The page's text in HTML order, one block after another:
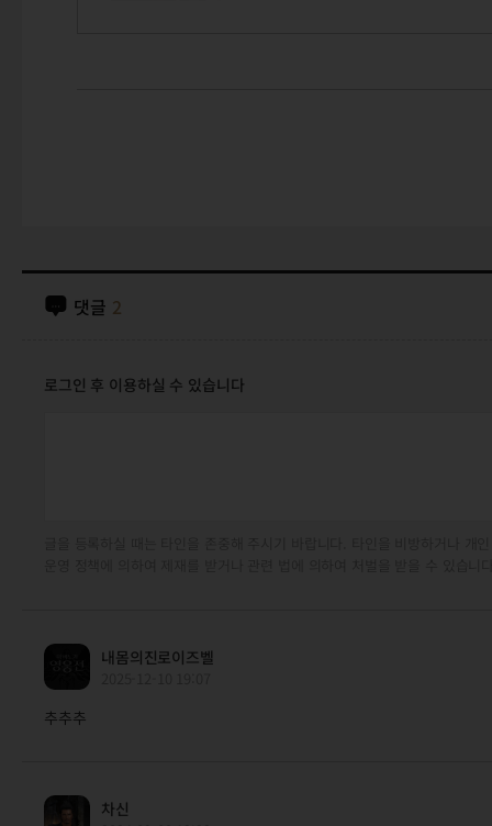
댓글 2
로그인 후 이용하실 수 있습니다
내몸의진로이즈벨
추추추
차신